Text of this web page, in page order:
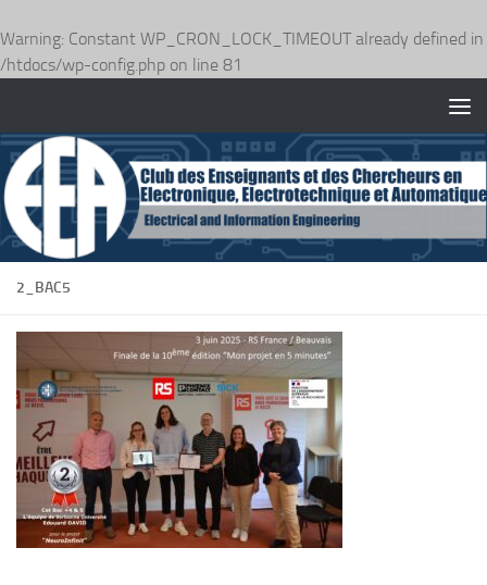
Warning: Constant WP_CRON_LOCK_TIMEOUT already defined in
/htdocs/wp-config.php on line 81
2_BAC5